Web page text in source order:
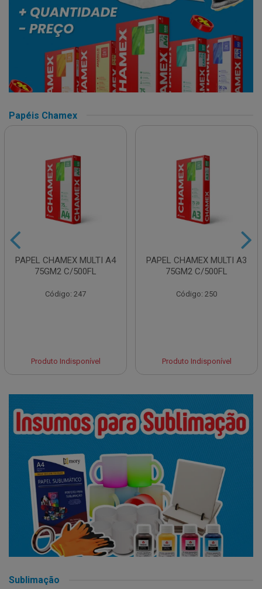
Papéis Chamex
PAPEL CHAMEX MULTI A4
75GM2 C/500FL
Código: 247
Produto Indisponível
PAPEL CHAMEX MULTI A3
75GM2 C/500FL
Código: 250
Produto Indisponível
Sublimação